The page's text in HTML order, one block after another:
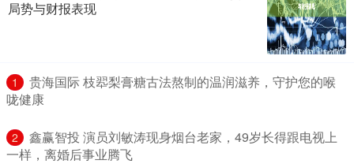
局势与财报表现
1
​贵海国际 枝翆梨膏糖古法熬制的温润滋养，守护您的喉
咙健康
2
​鑫赢智投 演员刘敏涛现身烟台老家，49岁长得跟电视上
一样，离婚后事业腾飞